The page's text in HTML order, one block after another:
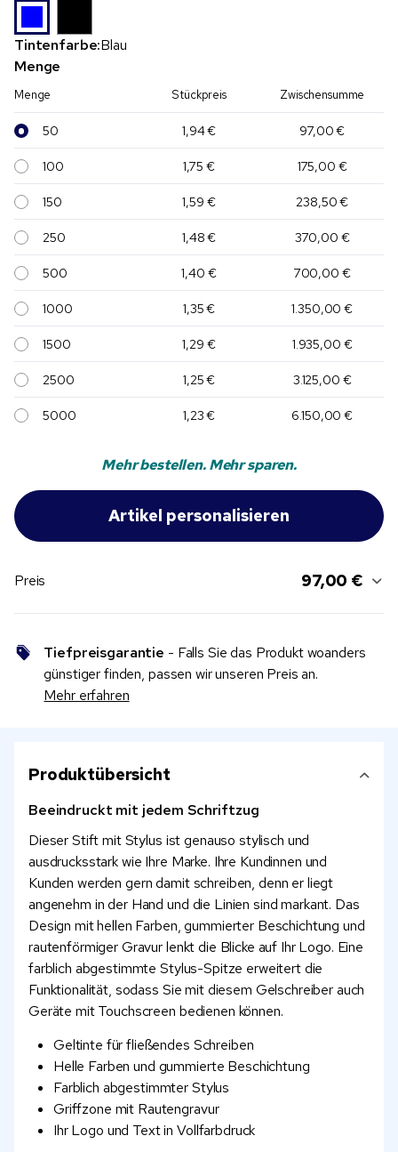
Tintenfarbe:Blau
Menge
Menge Stückpreis Zwischensumme
50 1,94 € 97,00 €
100 1,75 € 175,00 €
150 1,59 € 238,50 €
250 1,48 € 370,00 €
500 1,40 € 700,00 €
1000 1,35 € 1.350,00 €
1500 1,29 € 1.935,00 €
2500 1,25 € 3.125,00 €
5000 1,23 € 6.150,00 €
Mehr bestellen. Mehr sparen.
Preis 97,00 €
Tiefpreisgarantie - Falls Sie das Produkt woanders
günstiger finden, passen wir unseren Preis an.
Mehr erfahren
Produktübersicht
Beeindruckt mit jedem Schriftzug
Dieser Stift mit Stylus ist genauso stylisch und
ausdrucksstark wie Ihre Marke. Ihre Kundinnen und
Kunden werden gern damit schreiben, denn er liegt
angenehm in der Hand und die Linien sind markant. Das
Design mit hellen Farben, gummierter Beschichtung und
rautenförmiger Gravur lenkt die Blicke auf Ihr Logo. Eine
farblich abgestimmte Stylus-Spitze erweitert die
Funktionalität, sodass Sie mit diesem Gelschreiber auch
Geräte mit Touchscreen bedienen können.
Geltinte für fließendes Schreiben
Helle Farben und gummierte Beschichtung
Farblich abgestimmter Stylus
Griffzone mit Rautengravur
Ihr Logo und Text in Vollfarbdruck